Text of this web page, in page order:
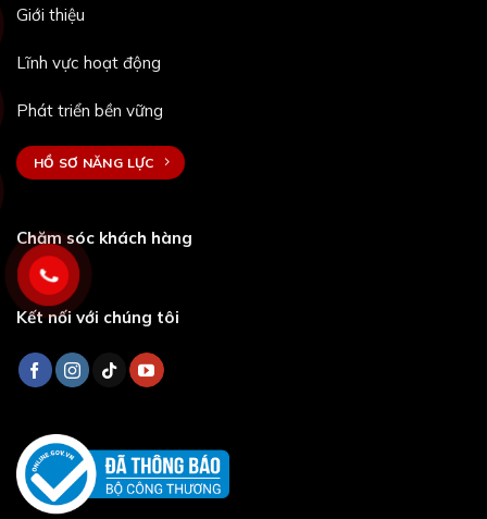
Giới thiệu
Lĩnh vực hoạt động
Phát triển bền vững
HỒ SƠ NĂNG LỰC
Chăm sóc khách hàng
Kết nối với chúng tôi